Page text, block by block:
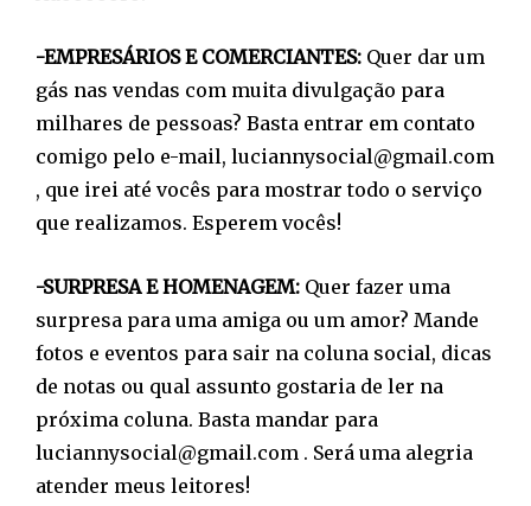
-EMPRESÁRIOS E COMERCIANTES: Quer dar um
gás nas vendas com muita divulgação para
milhares de pessoas? Basta entrar em contato
comigo pelo e-mail, luciannysocial@gmail.com
, que irei até vocês para mostrar todo o serviço
que realizamos. Esperem vocês!
-SURPRESA E HOMENAGEM: Quer fazer uma
surpresa para uma amiga ou um amor? Mande
fotos e eventos para sair na coluna social, dicas
de notas ou qual assunto gostaria de ler na
próxima coluna. Basta mandar para
luciannysocial@gmail.com . Será uma alegria
atender meus leitores!